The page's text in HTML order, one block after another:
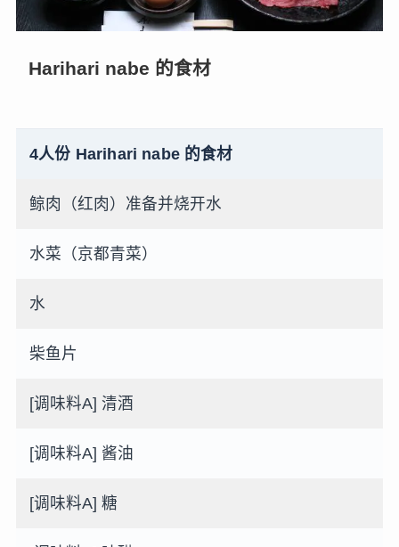
Harihari nabe 的食材
4人份 Harihari nabe 的食材
鲸肉（红肉）准备并烧开水
水菜（京都青菜）
水
柴鱼片
[调味料A] 清酒
[调味料A] 酱油
[调味料A] 糖